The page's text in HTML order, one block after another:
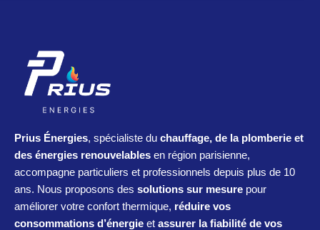
Prius Énergies, spécialiste du chauffage, de la plomberie et
des énergies renouvelables en région parisienne,
accompagne particuliers et professionnels depuis plus de 10
ans. Nous proposons des solutions sur mesure pour
améliorer votre confort thermique, réduire vos
consommations d’énergie et assurer la fiabilité de vos